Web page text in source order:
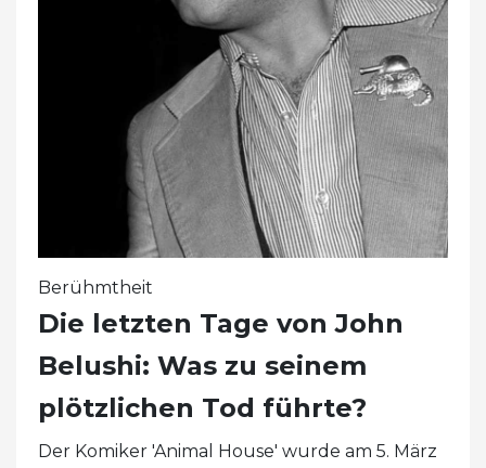
Berühmtheit
Die letzten Tage von John
Belushi: Was zu seinem
plötzlichen Tod führte?
Der Komiker 'Animal House' wurde am 5. März